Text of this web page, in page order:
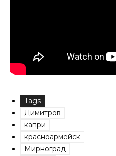
Tags
Димитров
капри
красноармейск
Мирноград